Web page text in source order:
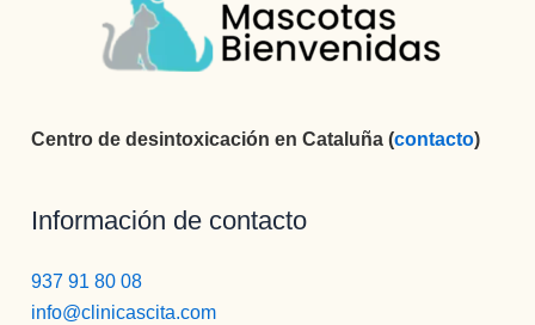
Centro de desintoxicación en Cataluña (contacto)
Información de contacto
937 91 80 08
info@clinicascita.com